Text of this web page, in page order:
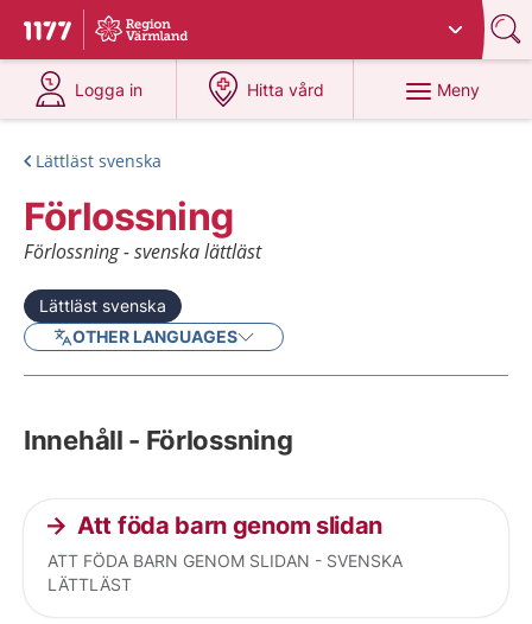
Till startsidan för 1177
Du har valt region
Logga in
på 1177.se
Hitta vård
på 1177.se
Meny
Lättläst svenska
Förlossning
Förlossning - svenska lättläst
Lättläst svenska
OTHER LANGUAGES
Innehåll - Förlossning
Att föda barn genom slidan
ATT FÖDA BARN GENOM SLIDAN - SVENSKA
LÄTTLÄST